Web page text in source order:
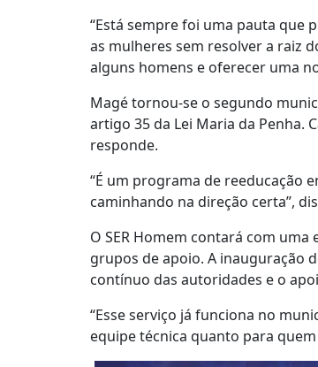
“Está sempre foi uma pauta que
as mulheres sem resolver a raiz
alguns homens e oferecer uma
Magé tornou-se o segundo
artigo 35 da Lei Maria da Penha.
responde.
“É um programa de reeducação
caminhando na direção certa”,
O SER Homem contará com
grupos de apoio. A inauguração
contínuo das autoridades e o
“Esse serviço já funciona no
equipe técnica quanto para